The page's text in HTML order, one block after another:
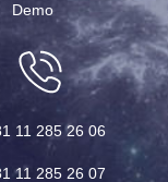
Demo
11 285 26 06
11 285 26 07